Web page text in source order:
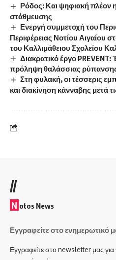
Ρόδος: Και ψηφιακή πλέον
στάθμευσης
Ενεργή συμμετοχή του
Περιφέρειας Νοτίου Αιγαίου
του Καλλιμάθειου Σχολείου
Διακρατικό έργο PREVENT:
πρόληψη θαλάσσιας
Στη φυλακή, οι τέσσερις
και διακίνηση κάνναβης μετά
//
N otos News
Εγγραφείτε στο ενημερωτικό
Εγγραφείτε στο newsletter μας